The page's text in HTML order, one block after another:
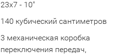
23х7 - 10"
140 кубический сантиметров
3 механическая коробка
переключения передач,